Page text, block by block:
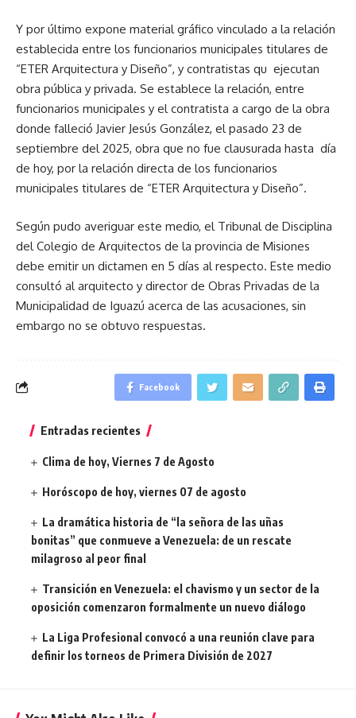
Y por último expone material gráfico vinculado a la relación
establecida entre los funcionarios municipales titulares de
“ETER Arquitectura y Diseño”, y contratistas qu ejecutan
obra pública y privada. Se establece la relación, entre
funcionarios municipales y el contratista a cargo de la obra
donde falleció Javier Jesús González, el pasado 23 de
septiembre del 2025, obra que no fue clausurada hasta día
de hoy, por la relación directa de los funcionarios
municipales titulares de “ETER Arquitectura y Diseño”.
Según pudo averiguar este medio, el Tribunal de Disciplina
del Colegio de Arquitectos de la provincia de Misiones
debe emitir un dictamen en 5 días al respecto. Este medio
consultó al arquitecto y director de Obras Privadas de la
Municipalidad de Iguazú acerca de las acusaciones, sin
embargo no se obtuvo respuestas.
Facebook
Entradas recientes
Clima de hoy, Viernes 7 de Agosto
Horóscopo de hoy, viernes 07 de agosto
La dramática historia de “la señora de las uñas
bonitas” que conmueve a Venezuela: de un rescate
milagroso al peor final
Transición en Venezuela: el chavismo y un sector de la
oposición comenzaron formalmente un nuevo diálogo
La Liga Profesional convocó a una reunión clave para
definir los torneos de Primera División de 2027